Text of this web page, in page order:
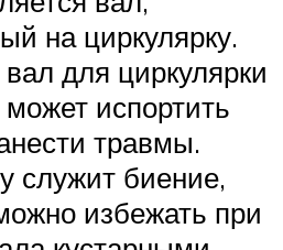
на циркулярку.
для циркулярки
испортить
травмы.
служит биение,
избежать при